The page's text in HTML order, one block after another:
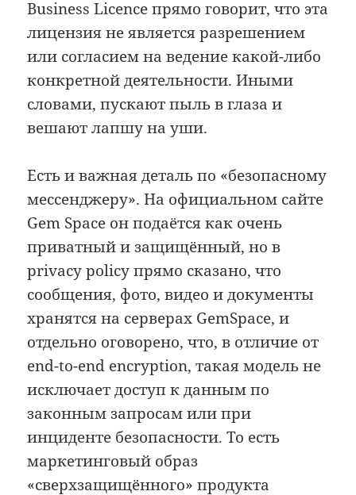
Business Licence прямо говорит, что эта
лицензия не является разрешением
или согласием на ведение какой-либо
конкретной деятельности. Иными
словами, пускают пыль в глаза и
вешают лапшу на уши.
Есть и важная деталь по «безопасному
мессенджеру». На официальном сайте
Gem Space он подаётся как очень
приватный и защищённый, но в
privacy policy прямо сказано, что
сообщения, фото, видео и документы
хранятся на серверах GemSpace, и
отдельно оговорено, что, в отличие от
end-to-end encryption, такая модель не
исключает доступ к данным по
законным запросам или при
инциденте безопасности. То есть
маркетинговый образ
«сверхзащищённого» продукта